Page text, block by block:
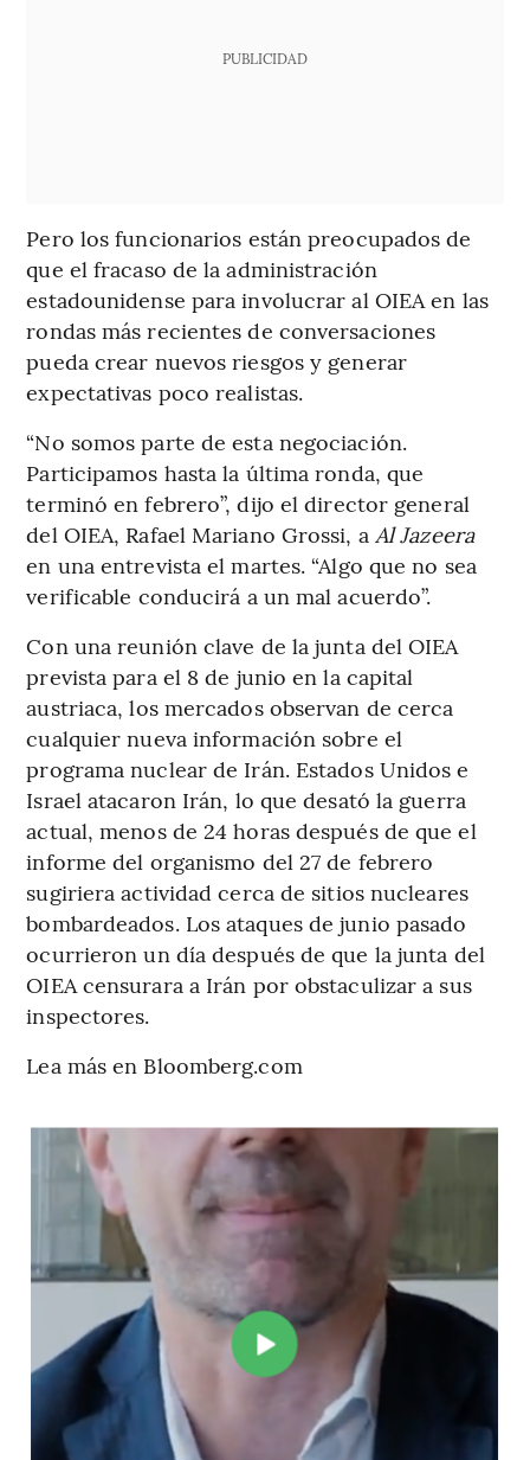
PUBLICIDAD
Pero los funcionarios están preocupados de
que el fracaso de la administración
estadounidense para involucrar al OIEA en las
rondas más recientes de conversaciones
pueda crear nuevos riesgos y generar
expectativas poco realistas.
“No somos parte de esta negociación.
Participamos hasta la última ronda, que
terminó en febrero”, dijo el director general
del OIEA, Rafael Mariano Grossi, a Al Jazeera
en una entrevista el martes. “Algo que no sea
verificable conducirá a un mal acuerdo”.
Con una reunión clave de la junta del OIEA
prevista para el 8 de junio en la capital
austriaca, los mercados observan de cerca
cualquier nueva información sobre el
programa nuclear de Irán. Estados Unidos e
Israel atacaron Irán, lo que desató la guerra
actual, menos de 24 horas después de que el
informe del organismo del 27 de febrero
sugiriera actividad cerca de sitios nucleares
bombardeados. Los ataques de junio pasado
ocurrieron un día después de que la junta del
OIEA censurara a Irán por obstaculizar a sus
inspectores.
Lea más en Bloomberg.com